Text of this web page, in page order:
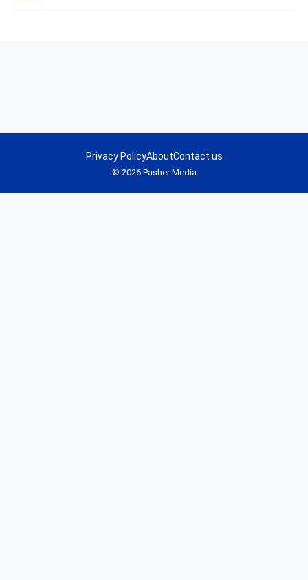
© 2026 Pasher Media
Privacy PolicyAboutContact us